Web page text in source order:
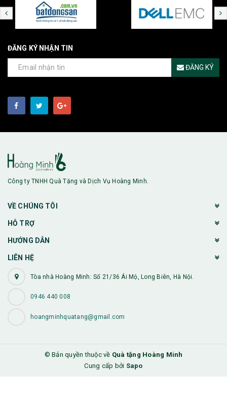
ĐĂNG KÝ NHẬN TIN
ĐĂNG KÝ
Công ty TNHH Quà Tặng và Dịch Vụ Hoàng Minh.
VỀ CHÚNG TÔI
HỖ TRỢ
HƯỚNG DẪN
LIÊN HỆ
Tòa nhà Hoàng Minh: Số 21/36 Ái Mộ, Long Biên, Hà Nội.
0946 440 008
hoangminhquatang@gmail.com
© Bản quyền thuộc về Quà tặng Hoàng Minh
Cung cấp bởi Sapo